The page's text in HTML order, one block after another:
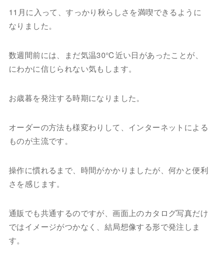
11月に入って、すっかり秋らしさを満喫できるように
なりました。
数週間前には、まだ気温30℃近い日があったことが、
にわかに信じられない気もします。
お歳暮を発注する時期になりました。
オーダーの方法も様変わりして、インターネットによる
ものが主流です。
操作に慣れるまで、時間がかかりましたが、何かと便利
さを感じます。
通販でも共通するのですが、画面上のカタログ写真だけ
ではイメージがつかなく、結局想像する形で発注しま
す。